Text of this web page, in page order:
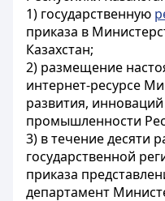
1) государственную
приказа в
Казахстан;
2) размещение
интернет-ресурсе
развития,
промышленности
3) в течение десяти
государственной
приказа
департамент